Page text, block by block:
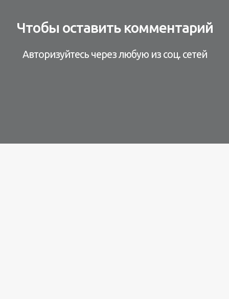
Чтобы оставить комментарий
Авторизуйтесь через любую из соц. сетей